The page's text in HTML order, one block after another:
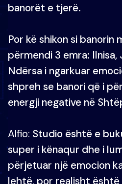
banorët e tjerë.
Por kë shikon si
përmendi 3 emra: Ilnisa,
Ndërsa i ngarkuar
shpreh se banori që i
energji negative në
Alfio: Studio është e
super i kënaqur dhe i
përjetuar një emocion
lehtë, por realisht